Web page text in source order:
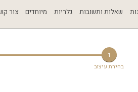
שאלות ותשובות גלריות מיוחדים צור
1
בחירת עיצוב